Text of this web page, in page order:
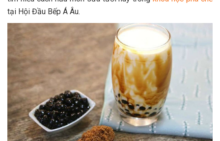
tại Hội Đầu Bếp Á Âu.